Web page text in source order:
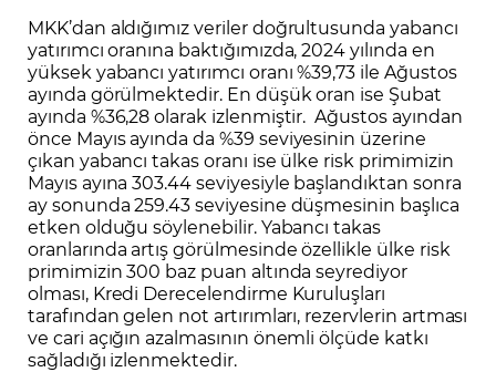
MKK’dan aldığımız veriler doğrultusunda yabancı
yatırımcı oranına baktığımızda, 2024 yılında en
yüksek yabancı yatırımcı oranı %39,73 ile Ağustos
ayında görülmektedir. En düşük oran ise Şubat
ayında %36,28 olarak izlenmiştir. Ağustos ayından
önce Mayıs ayında da %39 seviyesinin üzerine
çıkan yabancı takas oranı ise ülke risk primimizin
Mayıs ayına 303.44 seviyesiyle başlandıktan sonra
ay sonunda 259.43 seviyesine düşmesinin başlıca
etken olduğu söylenebilir. Yabancı takas
oranlarında artış görülmesinde özellikle ülke risk
primimizin 300 baz puan altında seyrediyor
olması, Kredi Derecelendirme Kuruluşları
tarafından gelen not artırımları, rezervlerin artması
ve cari açığın azalmasının önemli ölçüde katkı
sağladığı izlenmektedir.